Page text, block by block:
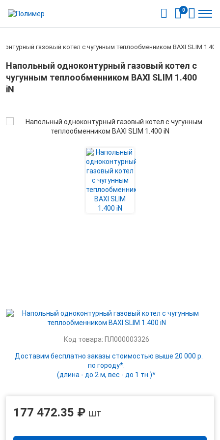
0
газовый котел с чугунным теплообменником BAXI SLIM 1.400
Напольный одноконтурный газовый котел с
чугунным теплообменником BAXI SLIM 1.400
iN
Код товара: ПЛ000003326
Доставим бесплатно заказы стоимостью выше 20 000 р.
по городу*.
(длина - до 2 м, вес - до 1 тн.)*
177 472.35 ₽ шт